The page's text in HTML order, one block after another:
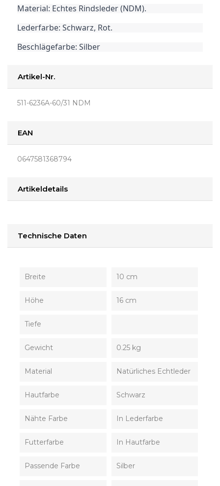
Material: Echtes Rindsleder (NDM).
Lederfarbe: Schwarz, Rot.
Beschlägefarbe: Silber
Artikel-Nr.
511-6236A-60/31 NDM
EAN
0647581368794
Artikeldetails
Technische Daten
Breite 10 cm
Höhe 16 cm
Tiefe
Gewicht 0.25 kg
Material Natürliches Echtleder
Hautfarbe Schwarz
Nähte Farbe In Lederfarbe
Futterfarbe In Hautfarbe
Passende Farbe Silber